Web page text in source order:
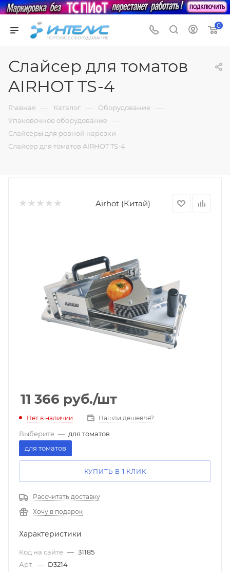
0
Слайсер для томатов
AIRHOT TS-4
Главная — Каталог — Оборудование —
Упаковочное оборудование —
Слайсеры для ровной нарезки —
Слайсер для томатов AIRHOT TS-4
Airhot (Китай)
11 366 руб./шт
Нет в наличии Нашли дешевле?
Выберите — для томатов
для томатов
КУПИТЬ В 1 КЛИК
Рассчитать доставку
Хочу в подарок
Характеристики
Код на сайте — 31185
Арт. — D3214